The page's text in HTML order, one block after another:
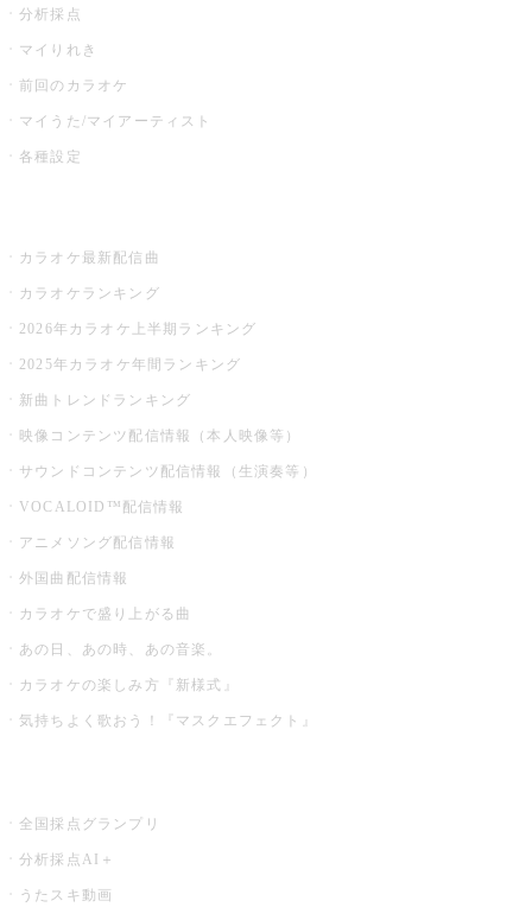
分析採点
マイりれき
前回のカラオケ
マイうた/マイアーティスト
各種設定
カラオケ最新配信曲
カラオケランキング
2026年カラオケ上半期ランキング
2025年カラオケ年間ランキング
新曲トレンドランキング
映像コンテンツ配信情報（本人映像等）
サウンドコンテンツ配信情報（生演奏等）
VOCALOID™配信情報
アニメソング配信情報
外国曲配信情報
カラオケで盛り上がる曲
あの日、あの時、あの音楽。
カラオケの楽しみ方『新様式』
気持ちよく歌おう！『マスクエフェクト』
全国採点グランプリ
分析採点AI＋
うたスキ動画